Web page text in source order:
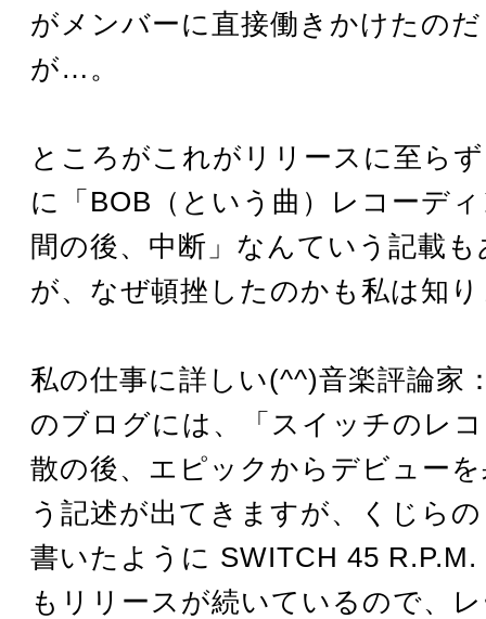
がメンバーに直接働きかけたの
が…。
ところがこれがリリースに至ら
に「BOB（という曲）レコーデ
間の後、中断」なんていう記載
が、なぜ頓挫したのかも私は知
私の仕事に詳しい(^^)音楽評論家
のブログには、「スイッチのレ
散の後、エピックからデビュー
う記述が出てきますが、くじら
書いたように SWITCH 45
もリリースが続いているので、